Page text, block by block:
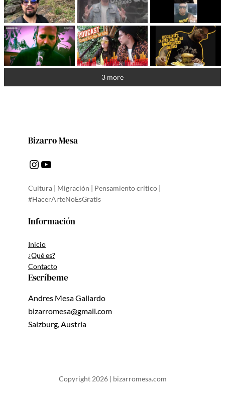
3 more
Bizarro Mesa
Instagram YouTube
Cultura | Migración | Pensamiento crítico |
#HacerArteNoEsGratis
Información
Inicio
¿Qué es?
Contacto
Escríbeme
Andres Mesa Gallardo
bizarromesa@gmail.com
Salzburg, Austria
Copyright 2026 | bizarromesa.com